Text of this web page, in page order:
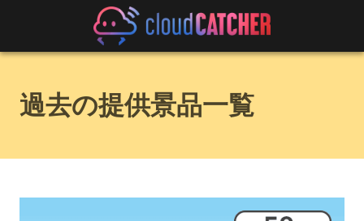
過去の提供景品一覧